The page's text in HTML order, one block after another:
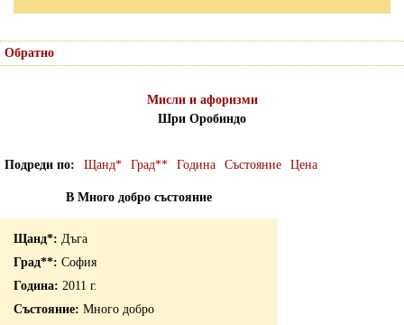
Обратно
Мисли и афоризми
Шри Оробиндо
Подреди по Щанд* Град** Година Състояние Цена
В Много добро състояние
Дъга
София
2011 г.
Много добро